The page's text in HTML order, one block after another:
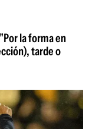
la forma en
tarde o